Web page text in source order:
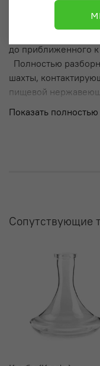
его срок службы
Вариативная тяга
до приближенного к
Полностью
шахты,
пищевой
Показать полностью
Сопутствующие